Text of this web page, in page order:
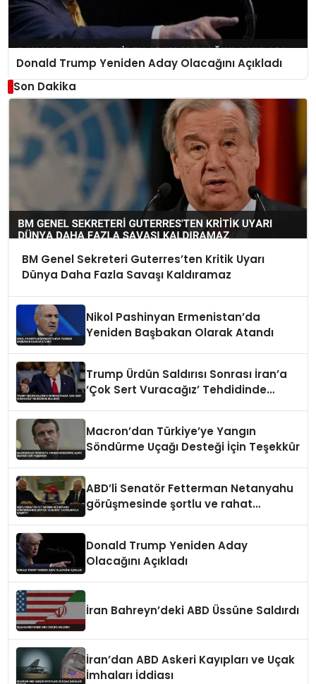
Donald Trump Yeniden Aday Olacağını Açıkladı
Son Dakika
BM Genel Sekreteri Guterres’ten Kritik Uyarı
Dünya Daha Fazla Savaşı Kaldıramaz
Nikol Pashinyan Ermenistan’da
Yeniden Başbakan Olarak Atandı
Trump Ürdün Saldırısı Sonrası İran’a
‘Çok Sert Vuracağız’ Tehdidinde
Macron’dan Türkiye’ye Yangın
Söndürme Uçağı Desteği İçin Teşekkür
ABD’li Senatör Fetterman Netanyahu
görüşmesinde şortlu ve rahat
Donald Trump Yeniden Aday
Olacağını Açıkladı
İran Bahreyn’deki ABD Üssüne Saldırdı
İran’dan ABD Askeri Kayıpları ve Uçak
İmhaları İddiası